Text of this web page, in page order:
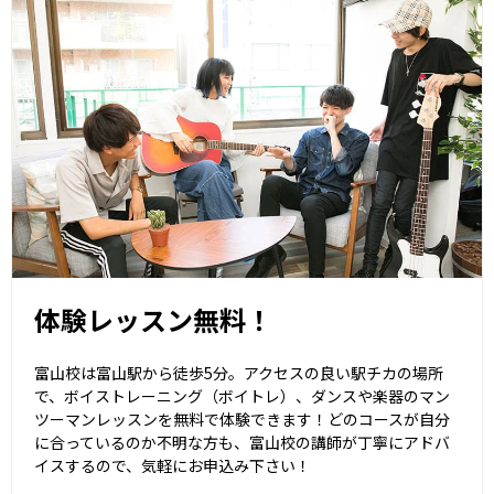
体験レッスン無料！
富山校は富山駅から徒歩5分。アクセスの良い駅チカの場所
で、ボイストレーニング（ボイトレ）、ダンスや楽器のマン
ツーマンレッスンを無料で体験できます！どのコースが自分
に合っているのか不明な方も、富山校の講師が丁寧にアドバ
イスするので、気軽にお申込み下さい！